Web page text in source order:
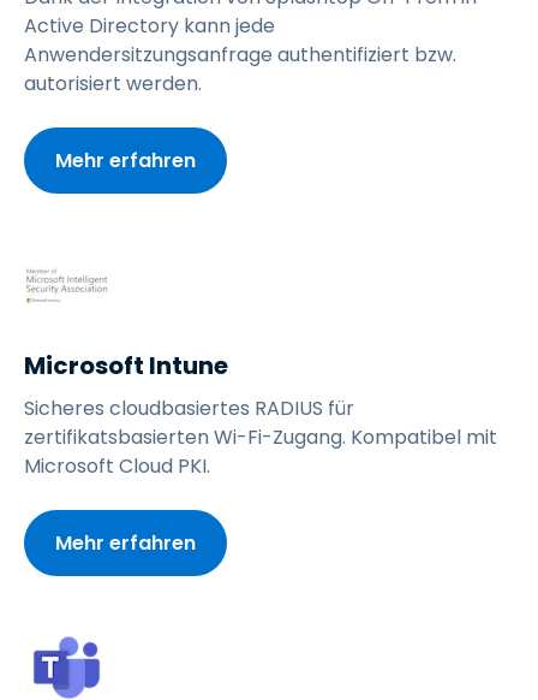
Active Directory kann jede
Anwendersitzungsanfrage authentifiziert bzw.
autorisiert werden.
Mehr erfahren
Microsoft Intune
Sicheres cloudbasiertes RADIUS für
zertifikatsbasierten Wi-Fi-Zugang. Kompatibel mit
Microsoft Cloud PKI.
Mehr erfahren